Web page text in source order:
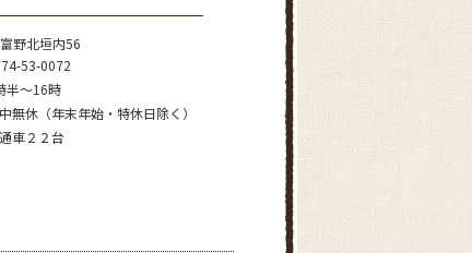
野北垣内56
53-0072
半～16時
無休（年末年始・特休日除く）
車２２台